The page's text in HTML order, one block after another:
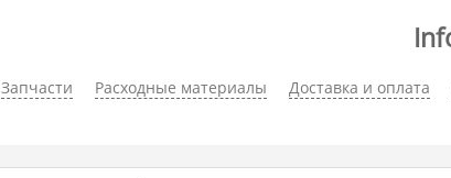
Запчасти Расходные материалы Доставка и оплата